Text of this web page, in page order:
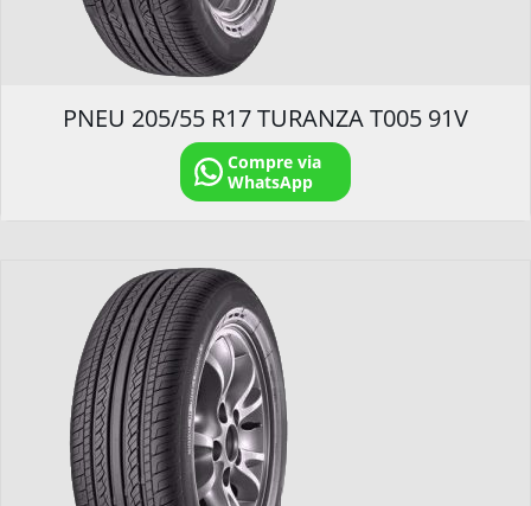
PNEU 205/55 R17 TURANZA T005 91V
Compre via
WhatsApp